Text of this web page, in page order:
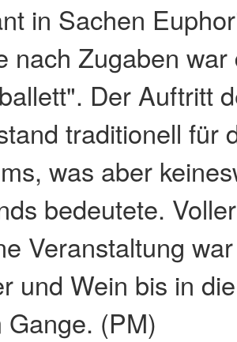
in Sachen
nach Zugaben war
Der Auftritt
traditionell für
was aber
bedeutete.
Veranstaltung
und Wein bis in
Gange. (PM)